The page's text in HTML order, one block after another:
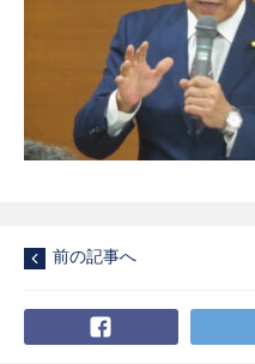
前の記事へ